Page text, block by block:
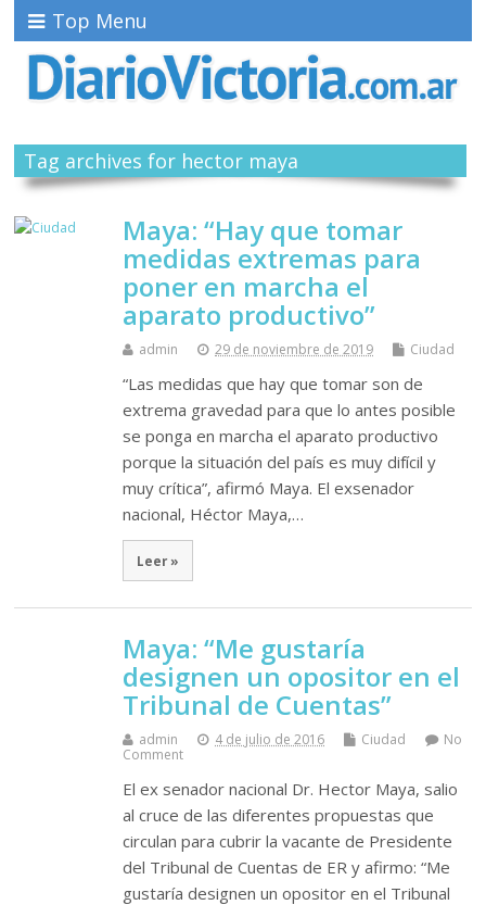
Top Menu
Tag archives for hector maya
Maya: “Hay que tomar
medidas extremas para
poner en marcha el
aparato productivo”
admin 29 de noviembre de 2019 Ciudad
“Las medidas que hay que tomar son de
extrema gravedad para que lo antes posible
se ponga en marcha el aparato productivo
porque la situación del país es muy difícil y
muy crítica”, afirmó Maya. El exsenador
nacional, Héctor Maya,…
Leer »
Maya: “Me gustaría
designen un opositor en el
Tribunal de Cuentas”
admin 4 de julio de 2016 Ciudad
No
Comment
El ex senador nacional Dr. Hector Maya, salio
al cruce de las diferentes propuestas que
circulan para cubrir la vacante de Presidente
del Tribunal de Cuentas de ER y afirmo: “Me
gustaría designen un opositor en el Tribunal